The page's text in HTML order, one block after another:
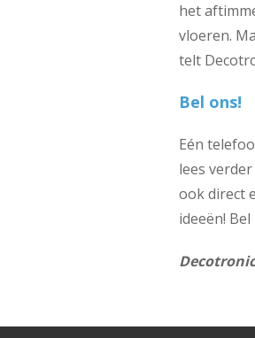
het
vloeren.
telt
Bel ons!
Eén
lees
ook direct
ideeën! Bel